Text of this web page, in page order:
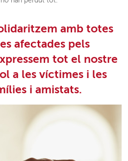
amb totes
afectades pels
tot el nostre
a les víctimes i les
i amistats.